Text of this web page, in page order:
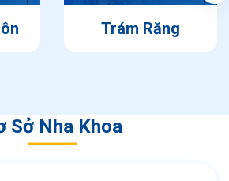
Trám Răng
Sở Nha Khoa